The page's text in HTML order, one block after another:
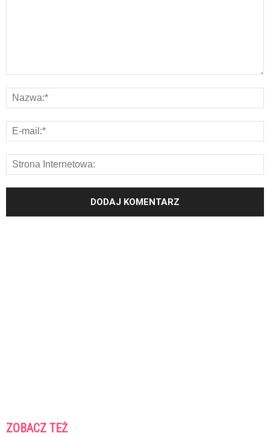
ZOBACZ TEŻ